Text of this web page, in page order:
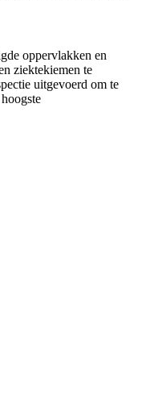
oppervlakken en
ziektekiemen te
uitgevoerd om te